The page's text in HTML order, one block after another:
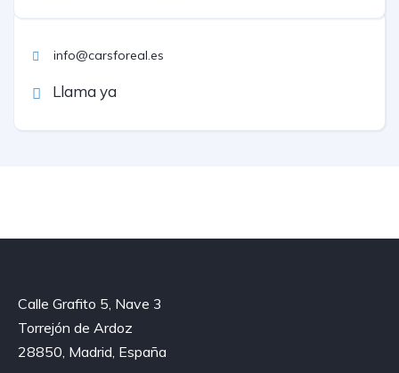
info@carsforeal.es
Llama ya
Calle Grafito 5, Nave 3
Torrejón de Ardoz
28850, Madrid, España